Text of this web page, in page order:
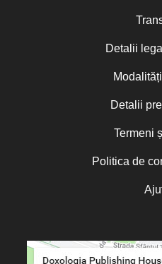
Detalii
Detalii
Termeni
Politica de